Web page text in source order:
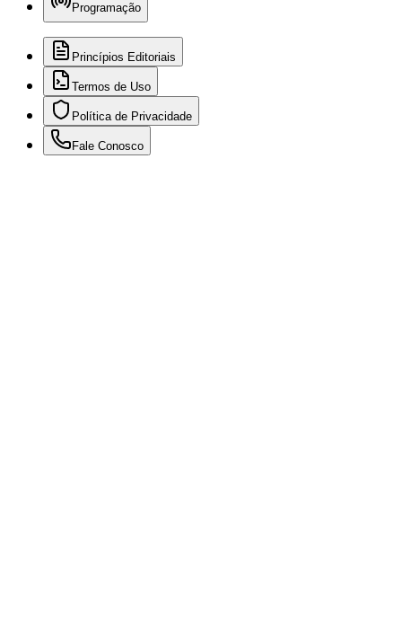
Programação
Princípios Editoriais
Termos de Uso
Política de Privacidade
Fale Conosco